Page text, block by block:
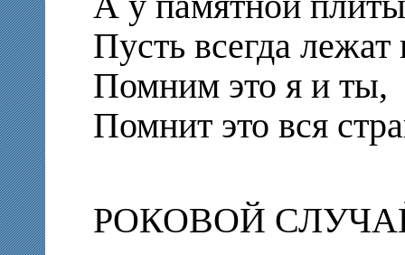
Пусть всегда лежат
Помним это я и ты,
Помнит это вся
РОКОВОЙ